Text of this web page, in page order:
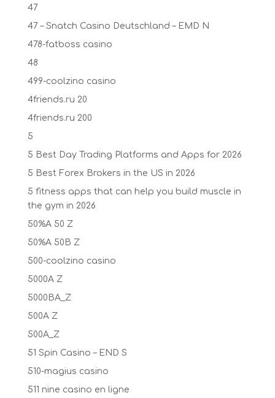
47
47 – Snatch Casino Deutschland – EMD N
478-fatboss casino
48
499-coolzino casino
4friends.ru 20
4friends.ru 200
5
5 Best Day Trading Platforms and Apps for 2026
5 Best Forex Brokers in the US in 2026
5 fitness apps that can help you build muscle in
the gym in 2026
50%A 50 Z
50%A 50B Z
500-coolzino casino
5000A Z
5000BA_Z
500A Z
500A_Z
51 Spin Casino – END S
510-magius casino
511 nine casino en ligne